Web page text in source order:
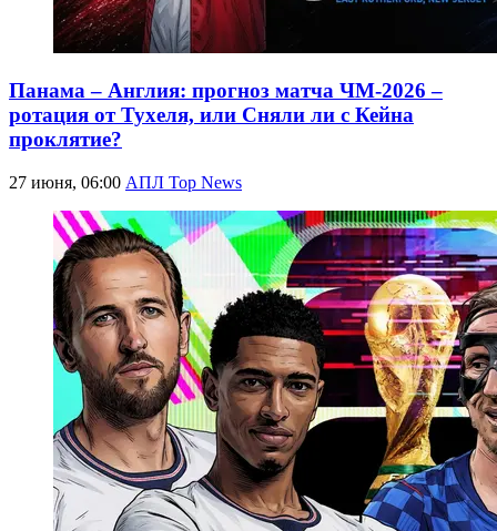
Панама – Англия: прогноз матча ЧМ-2026 –
ротация от Тухеля, или Сняли ли с Кейна
проклятие?
27 июня, 06:00 АПЛ Top News